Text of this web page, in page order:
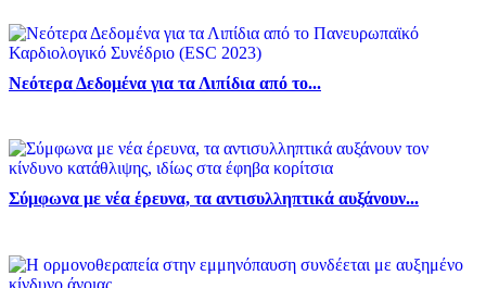
Νεότερα Δεδομένα για τα Λιπίδια από το...
Σύμφωνα με νέα έρευνα, τα αντισυλληπτικά αυξάνουν...